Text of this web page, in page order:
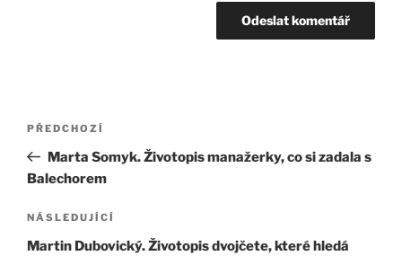
Navigace
příspěvek
Předchozí
příspěvek
PŘEDCHOZÍ
Marta Somyk. Životopis manažerky, co si zadala s
Balechorem
Následující
příspěvek
NÁSLEDUJÍCÍ
Martin Dubovický. Životopis dvojčete, které hledá